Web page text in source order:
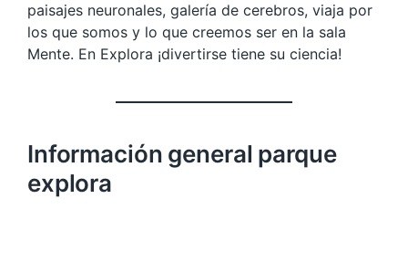
paisajes neuronales, galería de cerebros, viaja por
los que somos y lo que creemos ser en la sala
Mente. En Explora ¡divertirse tiene su ciencia!
Información general parque
explora